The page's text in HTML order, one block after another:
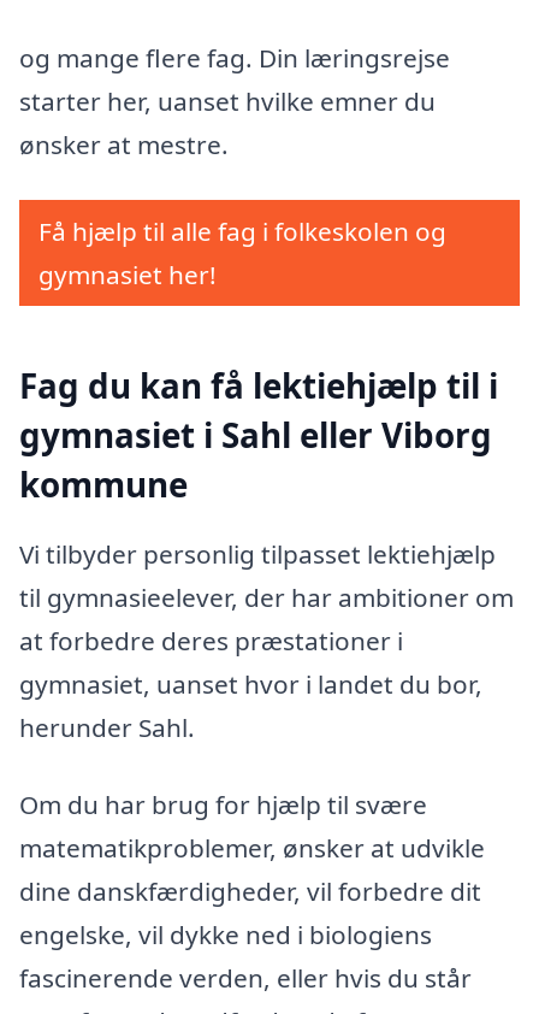
og mange flere fag. Din læringsrejse
starter her, uanset hvilke emner du
ønsker at mestre.
Få hjælp til alle fag i folkeskolen og
gymnasiet her!
Fag du kan få lektiehjælp til i
gymnasiet i Sahl eller Viborg
kommune
Vi tilbyder personlig tilpasset lektiehjælp
til gymnasieelever, der har ambitioner om
at forbedre deres præstationer i
gymnasiet, uanset hvor i landet du bor,
herunder Sahl.
Om du har brug for hjælp til svære
matematikproblemer, ønsker at udvikle
dine danskfærdigheder, vil forbedre dit
engelske, vil dykke ned i biologiens
fascinerende verden, eller hvis du står